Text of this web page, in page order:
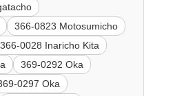
366-0823 Motosumicho
366-0028 Inaricho Kita
369-0292 Oka
0297 Oka